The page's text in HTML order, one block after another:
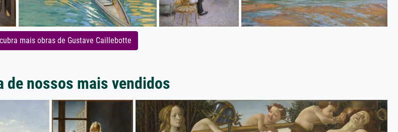
mais obras de Gustave Caillebotte
de nossos mais vendidos